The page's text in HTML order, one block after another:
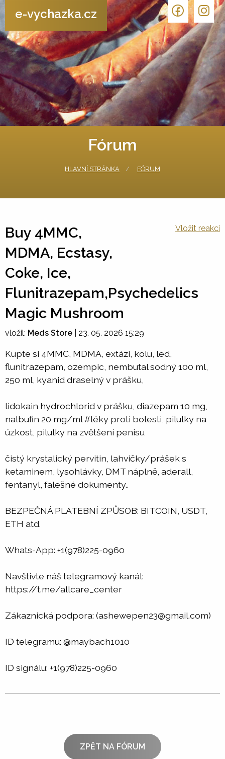
e-vychazka.cz
Fórum
HLAVNÍ STRÁNKA FÓRUM
Buy 4MMC,
MDMA, Ecstasy,
Coke, Ice,
Flunitrazepam,Psychedelics
Magic Mushroom
Vložit reakci
vložil: Meds Store 23. 05. 2026 15:29
Kupte si 4MMC, MDMA, extázi, kolu, led,
flunitrazepam, ozempic, nembutal sodný 100 ml,
250 ml, kyanid draselný v prášku,
lidokain hydrochlorid v prášku, diazepam 10 mg,
nalbufin 20 mg/ml #léky proti bolesti, pilulky na
úzkost, pilulky na zvětšení penisu
čistý krystalický pervitin, lahvičky/prášek s
ketaminem, lysohlávky, DMT náplně, aderall,
fentanyl, falešné dokumenty..
BEZPEČNÁ PLATEBNÍ ZPŮSOB: BITCOIN, USDT,
ETH atd.
Whats-App: +1(978)225-0960
Navštivte náš telegramový kanál:
https://t.me/allcare_center
Zákaznická podpora: (ashewepen23@gmail.com)
ID telegramu: @maybach1010
ID signálu: +1(978)225-0960
ZPĚT NA FÓRUM